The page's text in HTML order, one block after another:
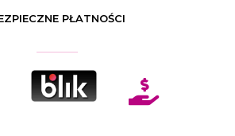
PŁATNOŚCI
